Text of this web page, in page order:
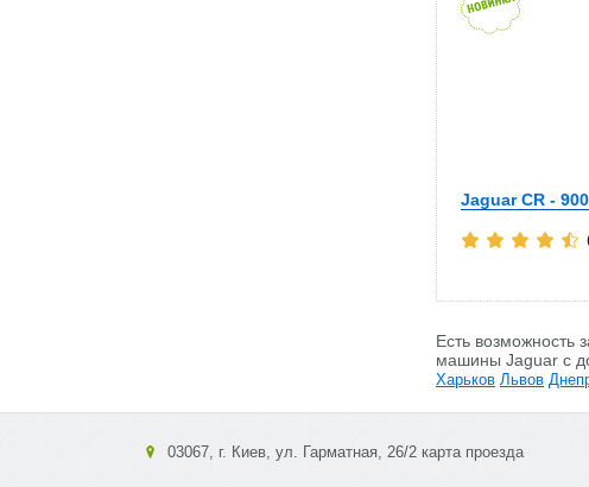
Jaguar CR - 900
Есть возможность
машины Jaguar c
Харьков Львов
03067, г. Киев, ул. Гарматная, 26/2 карта проезда